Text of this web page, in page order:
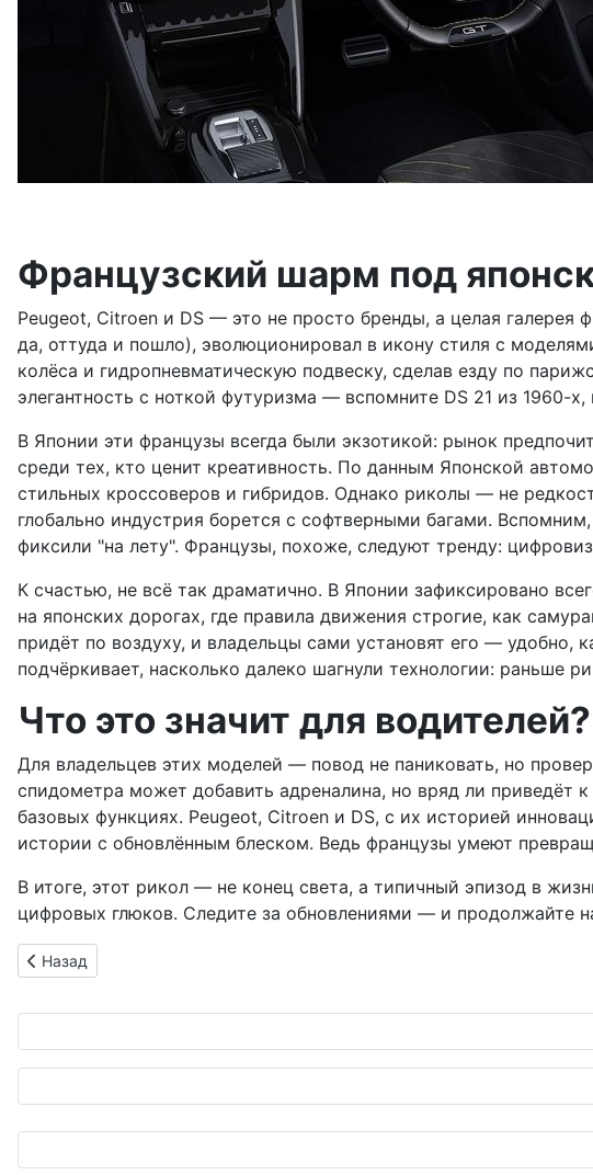
Французский шарм под
Peugeot, Citroen и DS — это не просто бренды, а целая галерея
да, оттуда и пошло), эволюционировал в икону стиля с
колёса и гидропневматическую подвеску, сделав езду по
элегантность с ноткой футуризма — вспомните DS 21 из
В Японии эти французы всегда были экзотикой: рынок
среди тех, кто ценит креативность. По данным Японской
стильных кроссоверов и гибридов. Однако риколы — не
глобально индустрия борется с софтверными багами.
фиксили "на лету". Французы, похоже, следуют тренду:
К счастью, не всё так драматично. В Японии зафиксировано
на японских дорогах, где правила движения строгие, как
придёт по воздуху, и владельцы сами установят его — удобно,
подчёркивает, насколько далеко шагнули технологии: раньше
Что это значит для водителей?
Для владельцев этих моделей — повод не паниковать, но
спидометра может добавить адреналина, но вряд ли приведёт
базовых функциях. Peugeot, Citroen и DS, с их историей
истории с обновлённым блеском. Ведь французы умеют
В итоге, этот рикол — не конец света, а типичный эпизод в
цифровых глюков. Следите за обновлениями — и продолжайте
Предыдущий: GM прощается с водородными амбициями: HYDROTEC
Назад